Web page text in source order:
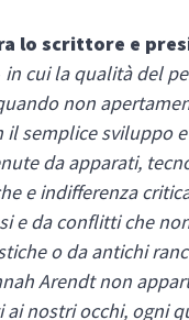
lo scrittore e
in cui la qualità del
non
semplice sviluppo
da apparati,
e indifferenza
e da conflitti che
o da antichi
Arendt non
nostri occhi, ogni